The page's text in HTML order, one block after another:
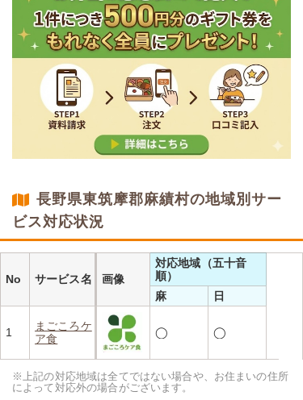
長野県東筑摩郡麻績村の地域別サー
ビス対応状況
No サービス名 画像
対応地域（五十音
順）
麻
日
1
まごころケ
ア食
◯ ◯
※上記の対応地域は全てではない場合や、お住まいの住所
によって対応外の場合がございます。